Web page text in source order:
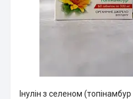
Інулін з селеном